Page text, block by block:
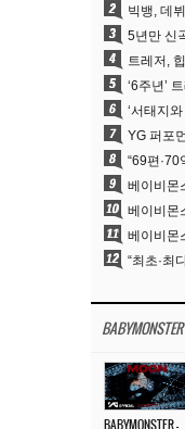
2
3
4
5
6
7
8
9
10
11
12
BABYMONSTER